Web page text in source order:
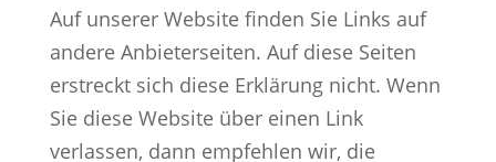
Auf unserer Website finden Sie Links auf
andere Anbieterseiten. Auf diese Seiten
erstreckt sich diese Erklärung nicht. Wenn
Sie diese Website über einen Link
verlassen, dann empfehlen wir, die